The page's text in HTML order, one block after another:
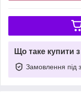
Що таке купити
Замовлення під